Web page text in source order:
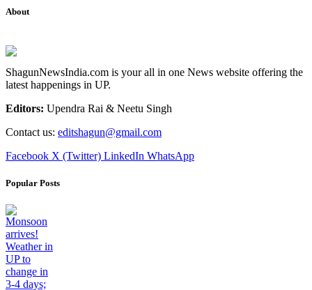
About
ShagunNewsIndia.com is your all in one News website offering the
latest happenings in UP.
Editors: Upendra Rai & Neetu Singh
Contact us: editshagun@gmail.com
Facebook X (Twitter) LinkedIn WhatsApp
Popular Posts